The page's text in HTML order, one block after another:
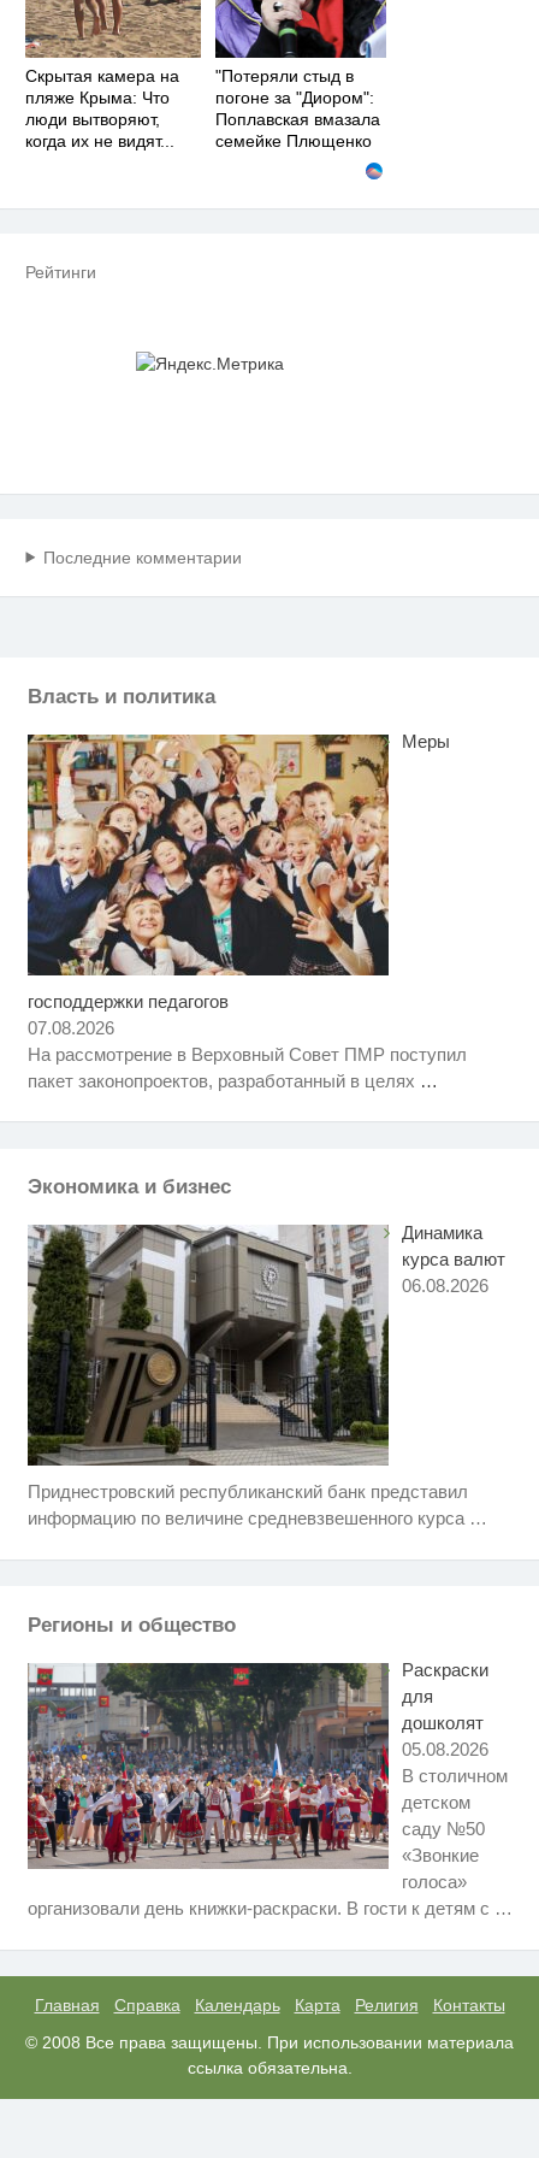
Скрытая камера на
пляже Крыма: Что
люди вытворяют,
когда их не видят...
"Потеряли стыд в
погоне за "Диором":
Поплавская вмазала
семейке Плющенко
Рейтинги
Последние комментарии
Власть и политика
Меры
господдержки педагогов
07.08.2026
На рассмотрение в Верховный Совет ПМР поступил
пакет законопроектов, разработанный в целях …
Экономика и бизнес
Динамика
курса валют
06.08.2026
Приднестровский республиканский банк представил
информацию по величине средневзвешенного курса …
Регионы и общество
Раскраски
для
дошколят
05.08.2026
В столичном
детском
саду №50
«Звонкие
голоса»
организовали день книжки-раскраски. В гости к детям с …
Главная Справка Календарь Карта Религия
Контакты
© 2008 Все права защищены. При использовании материала
ссылка обязательна.
Скрытая камера на пляже
Публичный удар Зеленскому от
Кличко: это настоящий вызов
семейке Плющенко
i
Ролик длится несколько секунд,
Королева вагона отожгла! Видео
Этот танец невесты оставит вас
смеяться долго
i
Ролик длится пару секунд, но
вы будете в шоке от увиденного